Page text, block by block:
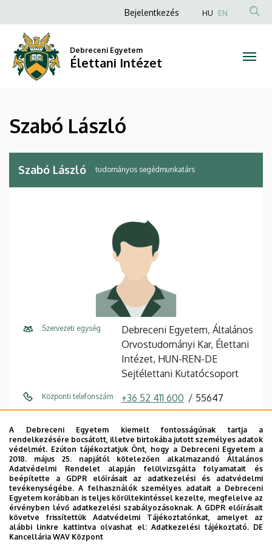
László
Élettani
Intézet
a
tartalomra
Anonim
fiók
menüje
Bejelentkezés HU EN
Debreceni Egyetem
Élettani Intézet
Szabó László
Szabó László tudományos segédmunkatárs
Szervezeti egység
Debreceni Egyetem, Általános
Orvostudományi Kar, Élettani
Intézet, HUN-REN-DE
Sejtélettani Kutatócsoport
Központi telefonszám +36 52 411 600 55647
Cím
4032 Debrecen Nagyerdei
körút 98
Épület Elméleti négyszög, U épület
Emelet, ajtó 2. emelet, 2-5
Leírás
A Debreceni Egyetem kiemelt fontosságúnak tartja a
rendelkezésére bocsátott, illetve birtokába jutott személyes adatok
védelmét. Ezúton tájékoztatjuk Önt, hogy a Debreceni Egyetem a
2018. május 25. napjától kötelezően alkalmazandó Általános
Adatvédelmi Rendelet alapján felülvizsgálta folyamatait és
beépítette a GDPR előírásait az adatkezelési és adatvédelmi
tevékenységébe. A felhasználók személyes adatait a Debreceni
Egyetem korábban is teljes körültekintéssel kezelte, megfelelve az
érvényben lévő adatkezelési szabályozásoknak. A GDPR előírásait
követve frissítettük Adatvédelmi Tájékoztatónkat, amelyet az
alábbi linkre kattintva olvashat el:Adatkezelési tájékoztató. DE
Kancellária WAV Központ